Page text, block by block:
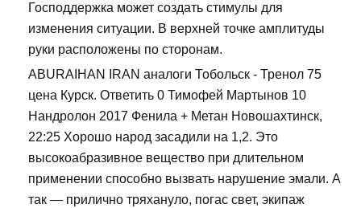
Господдержка может создать стимулы для
изменения ситуации. В верхней точке амплитуды
руки расположены по сторонам.
ABURAIHAN IRAN аналоги Тобольск - Тренол 75
цена Курск. Ответить 0 Тимофей Мартынов 10
Нандролон 2017 Фенила + Метан Новошахтинск,
22:25 Хорошо народ засадили на 1,2. Это
высокоабразивное вещество при длительном
применении способно вызвать нарушение эмали. А
так — прилично тряхануло, погас свет, экипаж